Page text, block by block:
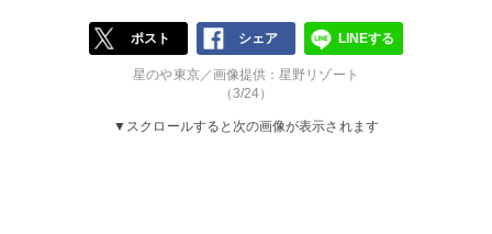
ポスト シェア LINEする
星のや東京／画像提供：星野リゾート
（3/24）
▼スクロールすると次の画像が表示されます